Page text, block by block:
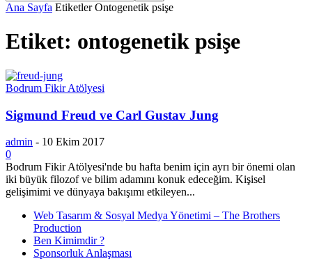
Ana Sayfa Etiketler Ontogenetik psişe
Etiket: ontogenetik psişe
Bodrum Fikir Atölyesi
Sigmund Freud ve Carl Gustav Jung
admin - 10 Ekim 2017
0
Bodrum Fikir Atölyesi'nde bu hafta benim için ayrı bir önemi olan
iki büyük filozof ve bilim adamını konuk edeceğim. Kişisel
gelişimimi ve dünyaya bakışımı etkileyen...
Web Tasarım & Sosyal Medya Yönetimi – The Brothers
Production
Ben Kimimdir ?
Sponsorluk Anlaşması